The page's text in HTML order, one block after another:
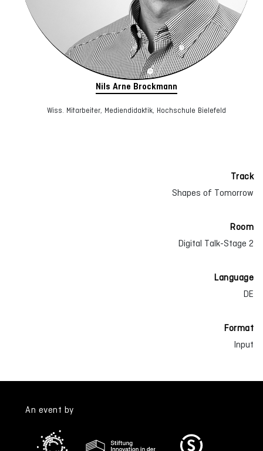
Nils Arne Brockmann
Wiss. Mitarbeiter, Mediendidaktik, Hochschule Bielefeld
Track
Shapes of Tomorrow
Room
Digital Talk-Stage 2
Language
DE
Format
Input
An event by